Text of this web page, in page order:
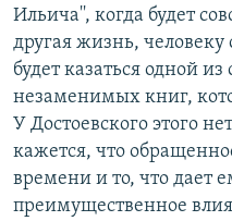
Ильича'', когда будет
другая жизнь,
будет казаться одной
незаменимых книг,
У Достоевского этого
кажется, что
времени и то, что дает
преимущественное